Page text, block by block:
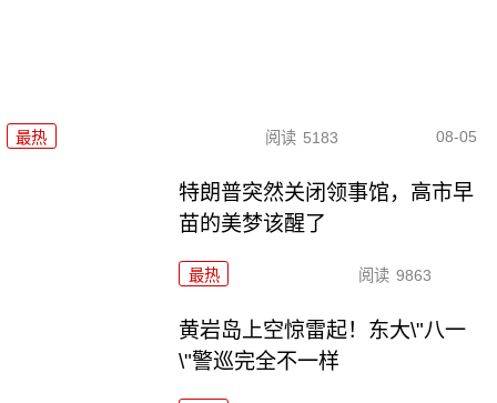
最热 阅读 5183 08-05
特朗普突然关闭领事馆，高市早
苗的美梦该醒了
最热 阅读 9863
黄岩岛上空惊雷起！东大\"八一
\"警巡完全不一样